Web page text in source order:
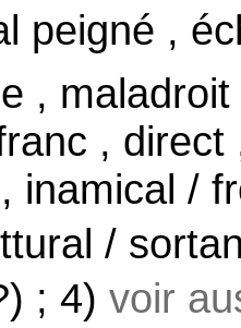
peigné ,
,
,
inamical /
/
; 4) voir